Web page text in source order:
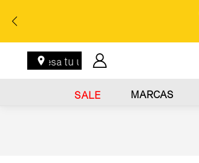
Ingresa tu ubicación
SALE MARCAS